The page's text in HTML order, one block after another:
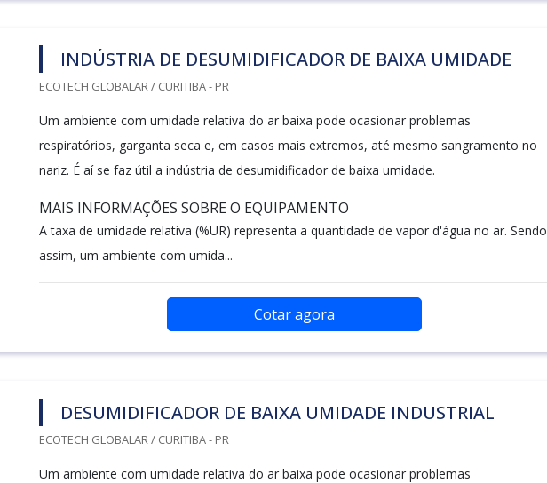
INDÚSTRIA DE DESUMIDIFICADOR DE BAIXA UMIDADE
ECOTECH GLOBALAR / CURITIBA - PR
Um ambiente com umidade relativa do ar baixa pode ocasionar problemas
respiratórios, garganta seca e, em casos mais extremos, até mesmo sangramento no
nariz. É aí se faz útil a indústria de desumidificador de baixa umidade.
MAIS INFORMAÇÕES SOBRE O EQUIPAMENTO
A taxa de umidade relativa (%UR) representa a quantidade de vapor d'água no ar. Sendo
assim, um ambiente com umida...
Cotar agora
DESUMIDIFICADOR DE BAIXA UMIDADE INDUSTRIAL
ECOTECH GLOBALAR / CURITIBA - PR
Um ambiente com umidade relativa do ar baixa pode ocasionar problemas